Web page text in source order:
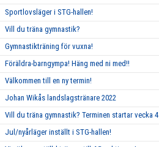
Sportlovsläger i STG-hallen!
Vill du träna gymnastik?
Gymnastikträning för vuxna!
Föräldra-barngympa! Häng med ni med!!
Välkommen till en ny termin!
Johan Wikås landslagstränare 2022
Vill du träna gymnastik? Terminen startar vecka 4
Jul/nyårläger inställt i STG-hallen!